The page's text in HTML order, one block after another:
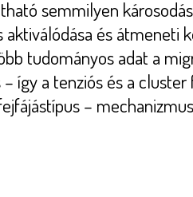
semmilyen
aktiválódása és átmeneti
tudományos adat a
így a tenziós és a cluster
–